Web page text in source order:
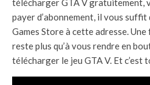
télécharger GTA V gratuitement,
payer d’abonnement, il vous
Games Store à cette adresse.
reste plus qu’à vous rendre en
télécharger le jeu GTA V. Et c’est